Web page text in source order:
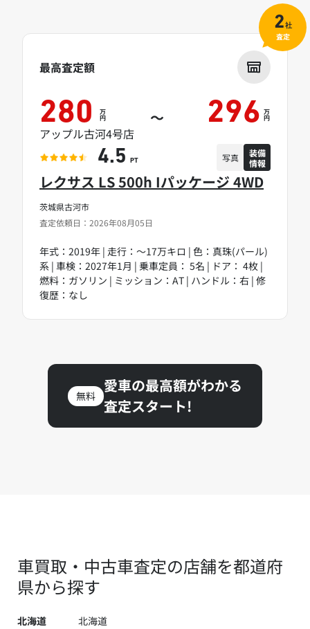
茨城県古河市
査定依頼日：2026年08月05日
レクサス LS 500h Iパッケージ 4WD
年式：2019年 | 走行：～17万キロ | 色：真珠(パール)
系 | 車検：2027年1月 | 乗車定員： 5名 | ドア： 4枚 |
燃料：ガソリン | ミッション：AT | ハンドル：右 | 修
復歴：なし
最高査定額
280 万
円 ～ 296 万
円
アップル古河4号店
4.5 PT 写真
装備
情報
2社
査定
無料
愛車の最高額がわかる
査定スタート!
車買取・中古車査定の店舗を都道府
県から探す
北海道 北海道